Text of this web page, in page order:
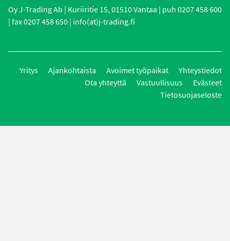
Oy J-Trading Ab | Kuriiritie 15, 01510 Vantaa | puh 0207 458 600
| fax 0207 458 650 | info(at)j-trading.fi
Yritys Ajankohtaista Avoimet työpaikat
Yhteystiedot
Ota yhteyttä
Vastuullisuus
Evästeet
Tietosuojaseloste